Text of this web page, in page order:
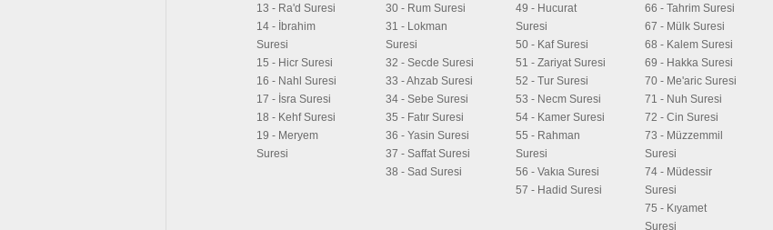
13 - Ra'd Suresi
14 - İbrahim
Suresi
15 - Hicr Suresi
16 - Nahl Suresi
17 - İsra Suresi
18 - Kehf Suresi
19 - Meryem
Suresi
30 - Rum Suresi
31 - Lokman
Suresi
32 - Secde Suresi
33 - Ahzab Suresi
34 - Sebe Suresi
35 - Fatır Suresi
36 - Yasin Suresi
37 - Saffat Suresi
38 - Sad Suresi
49 - Hucurat
Suresi
50 - Kaf Suresi
51 - Zariyat Suresi
52 - Tur Suresi
53 - Necm Suresi
54 - Kamer Suresi
55 - Rahman
Suresi
56 - Vakıa Suresi
57 - Hadid Suresi
66 - Tahrim Suresi
67 - Mülk Suresi
68 - Kalem Suresi
69 - Hakka Suresi
70 - Me'aric Suresi
71 - Nuh Suresi
72 - Cin Suresi
73 - Müzzemmil
Suresi
74 - Müdessir
Suresi
75 - Kıyamet
Suresi